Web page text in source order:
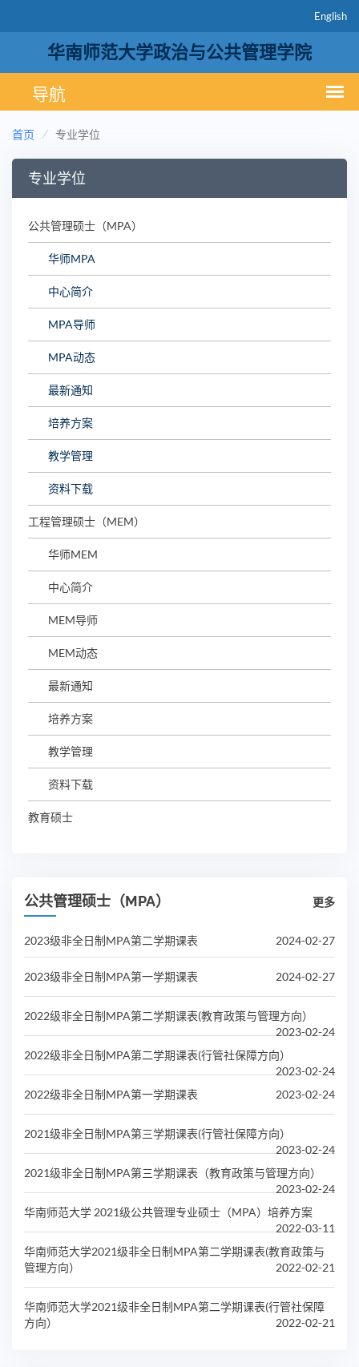
English
华南师范大学政治与公共管理学院
首页 专业学位
专业学位
公共管理硕士（MPA）
华师MPA
中心简介
MPA导师
MPA动态
最新通知
培养方案
教学管理
资料下载
工程管理硕士（MEM）
华师MEM
中心简介
MEM导师
MEM动态
最新通知
培养方案
教学管理
资料下载
教育硕士
公共管理硕士（MPA） 更多
2023级非全日制MPA第二学期课表 2024-02-27
2023级非全日制MPA第一学期课表 2024-02-27
2022级非全日制MPA第二学期课表(教育政策与管理方向）
2023-02-24
2022级非全日制MPA第二学期课表(行管社保障方向）
2023-02-24
2022级非全日制MPA第一学期课表
2023-02-24
2021级非全日制MPA第三学期课表(行管社保障方向）
2023-02-24
2021级非全日制MPA第三学期课表（教育政策与管理方向）
2023-02-24
华南师范大学 2021级公共管理专业硕士（MPA）培养方案
2022-03-11
华南师范大学2021级非全日制MPA第二学期课表(教育政策与
管理方向）
2022-02-21
华南师范大学2021级非全日制MPA第二学期课表(行管社保障
方向）
2022-02-21